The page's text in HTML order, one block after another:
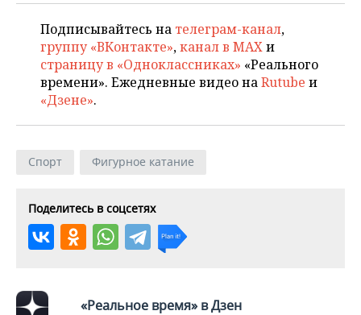
ОТКРЫТАЯ ЛЕКЦИЯ
БАСКЕТБОЛ
ВОЛЕЙБОЛ
КИБЕРСПОРТ
ХОККЕЙ С МЯЧОМ
ИНФРАСТРУКТУРА
ИСТОРИЯ
КУЛЬТУРА
ПРОИСШЕСТВИЯ
СПРАВОЧНИК
СПИСОК ПЕРСОН
СПИСОК КОМПАНИЙ
ПОЛНАЯ ВЕРСИЯ
Подписывайтесь на телеграм-канал,
группу «ВКонтакте»,канал в MAXи
страницу в «Одноклассниках» «Реального
времени». Ежедневные видео наRutube и
«Дзене».
Спорт Фигурное катание
Поделитесь в соцсетях
«Реальное время» в Дзен